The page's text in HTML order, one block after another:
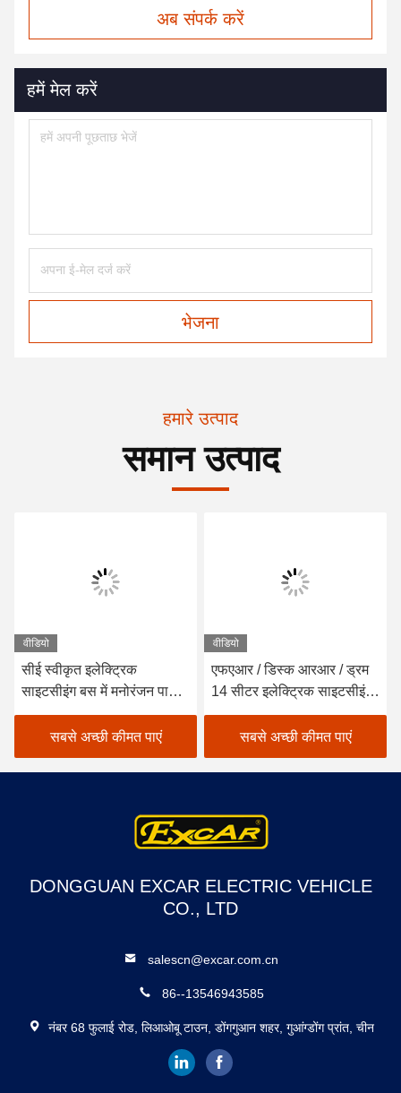
अब संपर्क करें
हमें मेल करें
भेजना
हमारे उत्पाद
समान उत्पाद
वीडियो
सीई स्वीकृत इलेक्ट्रिक
साइटसीइंग बस में मनोरंजन पार्क /
इलेक्ट्रिक शटल कार
सबसे अच्छी कीमत पाएं
वीडियो
एफएआर / डिस्क आरआर / ड्रम
14 सीटर इलेक्ट्रिक साइटसीइंग
बस सोफा चेयर के साथ
सबसे अच्छी कीमत पाएं
DONGGUAN EXCAR ELECTRIC VEHICLE
CO., LTD
salescn@excar.com.cn
86--13546943585
नंबर 68 फुलाई रोड, लिआओबू टाउन, डोंगगुआन शहर, गुआंग्डोंग प्रांत, चीन